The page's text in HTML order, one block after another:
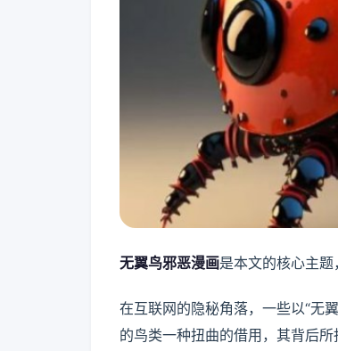
无翼鸟邪恶漫画是本文的核心主题
在互联网的隐秘角落，一些以“无
的鸟类一种扭曲的借用，其背后